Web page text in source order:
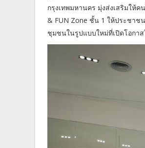
กรุงเทพมหานคร มุ่งส่งเสริมให้ค
& FUN Zone ชั้น 1 ให้ประชาช
ชุมชนในรูปแบบใหม่ที่เปิดโอกา